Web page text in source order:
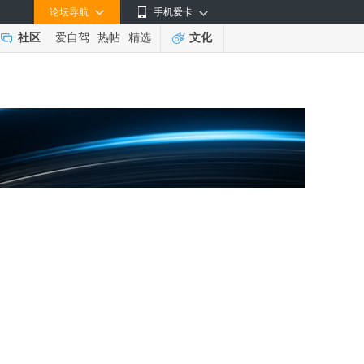
手机爱卡
论坛导航
社区 爱自驾 热帖 精选 文化